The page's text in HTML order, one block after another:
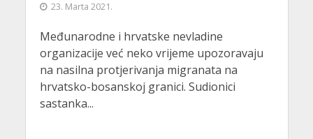
23. Marta 2021.
Međunarodne i hrvatske nevladine
organizacije već neko vrijeme upozoravaju
na nasilna protjerivanja migranata na
hrvatsko-bosanskoj granici. Sudionici
sastanka...